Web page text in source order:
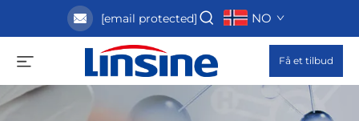
[email protected] NO
Få et tilbud